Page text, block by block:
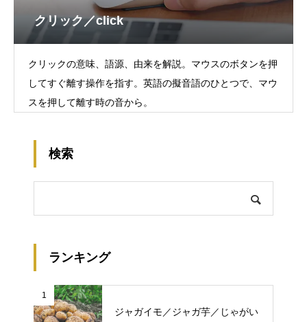
クリック／click
クリックの意味、語源、由来を解説。マウスのボタンを押
してすぐ離す操作を指す。英語の擬音語のひとつで、マウ
スを押して離す時の音から。
検索
ランキング
1
ジャガイモ／ジャガ芋／じゃがい